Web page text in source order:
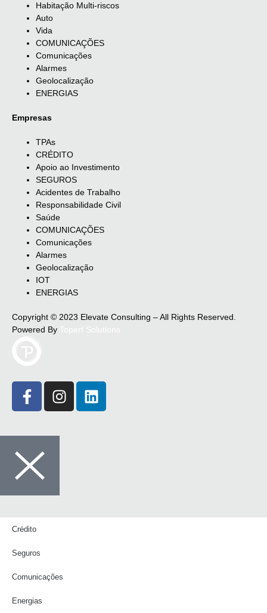
Habitação Multi-riscos
Auto
Vida
COMUNICAÇÕES
Comunicações
Alarmes
Geolocalização
ENERGIAS
Empresas
TPAs
CRÉDITO
Apoio ao Investimento
SEGUROS
Acidentes de Trabalho
Responsabilidade Civil
Saúde
COMUNICAÇÕES
Comunicações
Alarmes
Geolocalização
IOT
ENERGIAS
Copyright © 2023 Elevate Consulting – All Rights Reserved.
Powered By
Crédito
Seguros
Comunicações
Energias